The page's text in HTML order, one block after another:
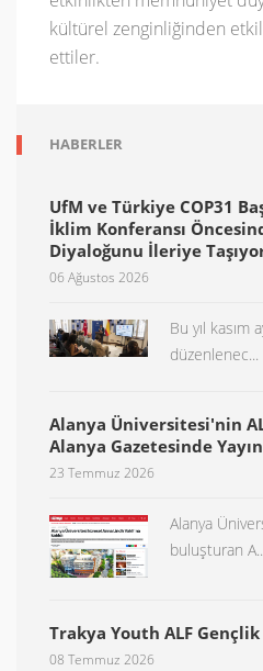
kültürel zenginliğinden
ettiler.
HABERLER
UfM ve Türkiye COP31
İklim Konferansı
Diyaloğunu İleriye
06 Ağustos 2026
Bu yıl kasım
düzenlenec...
Alanya Üniversitesi'nin
Alanya Gazetesinde
23 Temmuz 2026
Alanya
buluşturan
Trakya Youth ALF
08 Temmuz 2026